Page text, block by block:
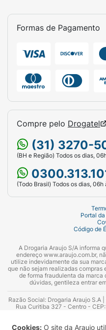
Cookies: O site da Araujo
Formas de Pagamento
Compre pelo Drogatel
(31) 3270-
(BH e Região) Todos os dias,
(Todo Brasil) Todos os dias, 06h
Portal
Código de
A Drogaria Araujo S/A informa
endereço www.araujo.com.br,
utilize indevidamente da sua
que não sejam realizadas
de forma fraudulenta da marca
dúvidas, gentileza entrar
Razão Social: Drogaria Araujo S.A
Rua Curitiba 327 - Centro -
Azevedo Guimarães – CRF 10.965